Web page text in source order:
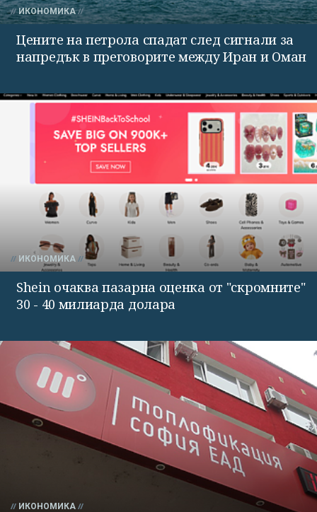
ИКОНОМИКА
Цените на петрола спадат след сигнали за
напредък в преговорите между Иран и Оман
ИКОНОМИКА
Shein очаква пазарна оценка от "скромните"
30 - 40 милиарда долара
ИКОНОМИКА